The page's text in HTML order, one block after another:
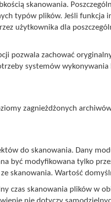
skanowania.
typów plików. Jeśli funkcja
użytkownika dla
pozwala zachować
systemów wykonywania
zagnieżdżonych
do skanowania. Dany
być modyfikowana tylko
skanowania. Wartość
czas skanowania plików w